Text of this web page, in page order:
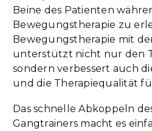
Beine des Patienten
Bewegungstherapie zu
Bewegungstherapie mit
unterstützt nicht nur den
sondern verbessert auch
und die Therapiequalität
Das schnelle Abkoppeln
Gangtrainers macht es